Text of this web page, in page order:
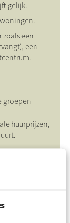
gelijk.
zoals een
een
groepen
huurprijzen,
in de
voor